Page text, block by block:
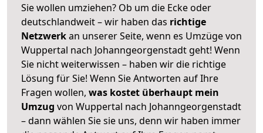
Sie wollen umziehen? Ob um die Ecke oder
deutschlandweit – wir haben das richtige
Netzwerkan unserer Seite, wenn es Umzüge von
Wuppertal nach Johanngeorgenstadt geht! Wenn
Sie nicht weiterwissen – haben wir die richtige
Lösung für Sie! Wenn Sie Antworten auf Ihre
Fragen wollen, was kostet überhaupt mein
Umzug von Wuppertal nach Johanngeorgenstadt
– dann wählen Sie sie uns, denn wir haben immer